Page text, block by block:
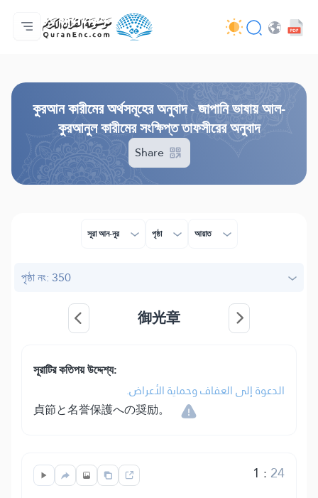
প্রথম পাতা
অনুবাদসমূহের সূচী
Audio
ডেভেলপারদের সেবাসমূহ - API
প্রকল্প সম্পর্কে
আমাদের সাথে যোগাযোগ করুন
ভাষা
কুরআন কারীমের অর্থসমূহের অনুবাদ - জাপানি ভাষায় আল-
কুরআনুল কারীমের সংক্ষিপ্ত তাফসীরের অনুবাদ
Share
সূরা আন-নূর পৃষ্ঠা আয়াত
পৃষ্ঠা নং: 350
御光章
সূরাটির কতিপয় উদ্দেশ্য:
الدعوة إلى العفاف وحماية الأعراض.
貞節と名誉保護への奨励。
1 : 24